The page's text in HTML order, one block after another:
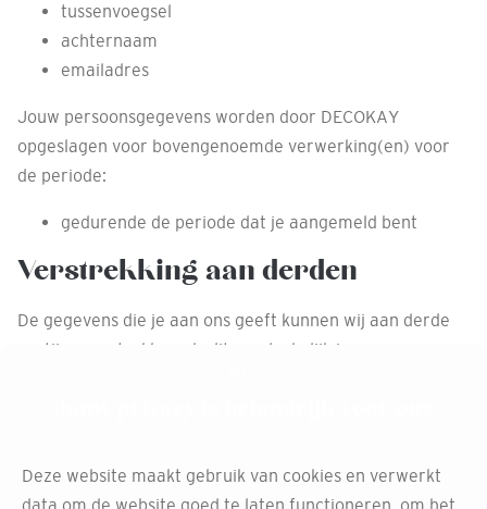
tussenvoegsel
achternaam
emailadres
Jouw persoonsgegevens worden door DECOKAY
opgeslagen voor bovengenoemde verwerking(en) voor
de periode:
gedurende de periode dat je aangemeld bent
Verstrekking aan derden
De gegevens die je aan ons geeft kunnen wij aan derde
partijen verstrekken als dit noodzakelijk is voor
het verzorgen van de internetomgeving en
automatisering
Deze website maakt gebruik van cookies en verwerkt
data om de website goed te laten functioneren, om het